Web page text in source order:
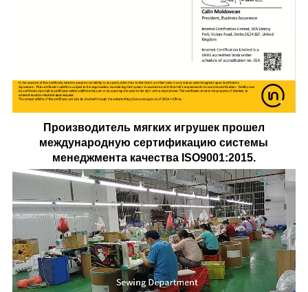
Производитель мягких игрушек прошел
международную сертификацию системы
менеджмента качества ISO9001:2015.